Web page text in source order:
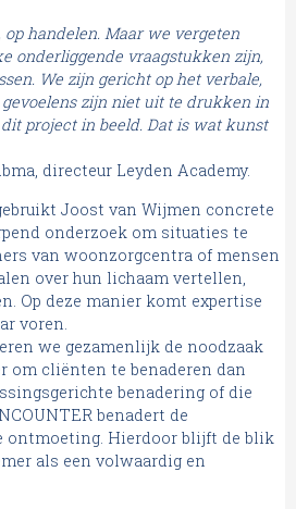
handelen. Maar we vergeten
onderliggende vraagstukken zijn,
We zijn gericht op het verbale,
zijn niet uit te drukken in
project in beeld. Dat is wat kunst
directeur Leyden Academy.
Joost van Wijmen concrete
onderzoek om situaties te
van woonzorgcentra of mensen
over hun lichaam vertellen,
Op deze manier komt expertise
voren.
we gezamenlijk de noodzaak
om cliënten te benaderen dan
benadering of die
benadert de
ontmoeting. Hierdoor blijft de blik
als een volwaardig en